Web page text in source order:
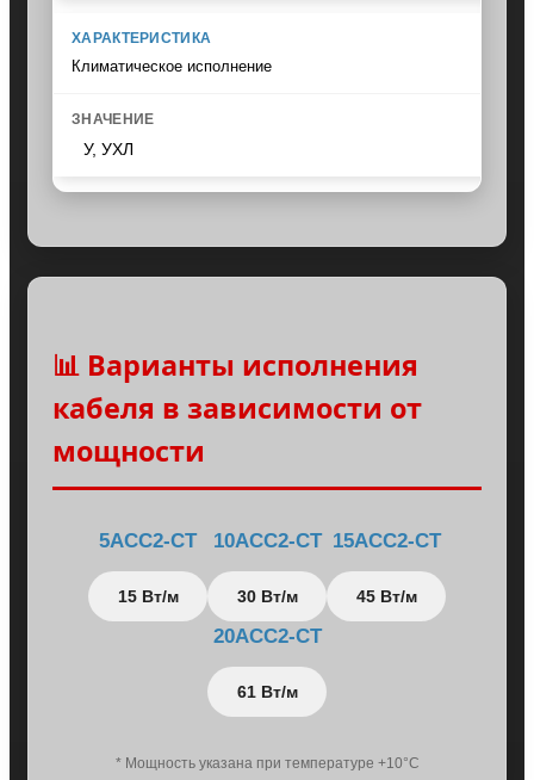
Климатическое исполнение
У, УХЛ
📊 Варианты исполнения
кабеля в зависимости от
мощности
5АСС2-CT
15 Вт/м
10АСС2-CT
30 Вт/м
15АСС2-CT
45 Вт/м
20АСС2-CT
61 Вт/м
* Мощность указана при температуре +10°C